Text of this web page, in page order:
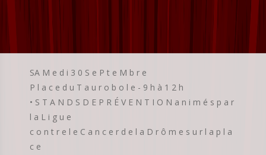
SA M e d i 3 0 S e P t e M b r e
P l a c e d u T a u r o b o l e - 9 h à 1 2 h
• S T A N D S D E P R É V E N T I O N a n i m é s p a r
l a L i g u e
c o n t r e l e C a n c e r d e l a D r ô m e s u r l a p l a
c e